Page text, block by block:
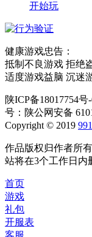
开始玩
健康游戏忠告：
抵制不良游戏 拒绝
适度游戏益脑 沉迷
陕ICP备18017754
号：陕公网安备
Copyright © 2019
作品版权归作者所
站将在3个工作日内
首页
游戏
礼包
开服表
客服